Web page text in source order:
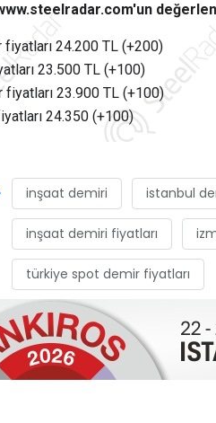
24.200 TL (+200)
23.500 TL (+100)
fiyatları 23.900 TL (+100)
24.350 (+100)
inşaat demiri istanbul
inşaat demiri fiyatları
türkiye spot demir fiyatları